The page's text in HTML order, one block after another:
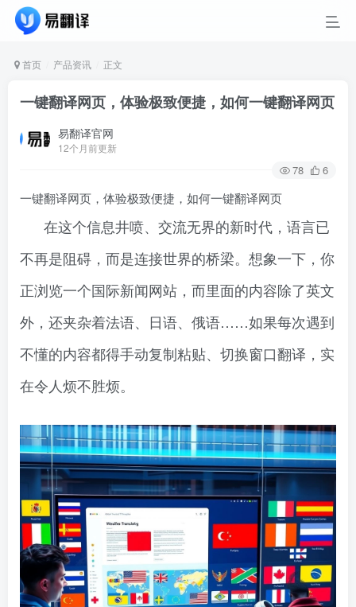
首页 产品资讯 正文
一键翻译网页，体验极致便捷，如何一键翻译网页
易翻译官网
12个月前更新
78 6
一键翻译网页，体验极致便捷，如何一键翻译网页
在这个信息井喷、交流无界的新时代，语言已
不再是阻碍，而是连接世界的桥梁。想象一下，你
正浏览一个国际新闻网站，而里面的内容除了英文
外，还夹杂着法语、日语、俄语……如果每次遇到
不懂的内容都得手动复制粘贴、切换窗口翻译，实
在令人烦不胜烦。